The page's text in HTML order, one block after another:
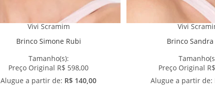
Vivi Scramim
Brinco Simone Rubi
Tamanho(s):
Preço Original R$ 598,00
Alugue a partir de: R$ 140,00
Vivi
Brinco
Preço Original
Alugue a partir de: